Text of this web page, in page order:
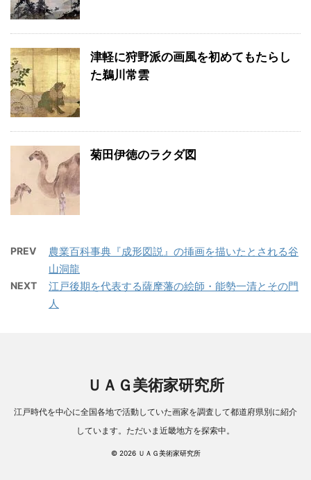
津軽に狩野派の画風を初めてもたらし
た鵜川常雲
菊田伊徳のラクダ図
PREV
農業百科事典『成形図説』の挿画を描いたとされる谷
山洞龍
NEXT
江戸後期を代表する薩摩藩の絵師・能勢一清とその門
人
ＵＡＧ美術家研究所
江戸時代を中心に全国各地で活動していた画家を調査して都道府県別に紹介
しています。ただいま近畿地方を探索中。
© 2026 ＵＡＧ美術家研究所